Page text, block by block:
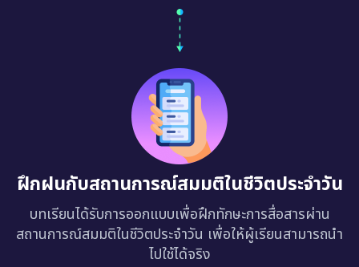
ฝึกฝนกับสถานการณ์สมมติในชีวิตประจำวัน
บทเรียนได้รับการออกแบบเพื่อฝึกทักษะการสื่อสารผ่าน
สถานการณ์สมมติในชีวิตประจำวัน เพื่อให้ผู้เรียนสามารถนำ
ไปใช้ได้จริง